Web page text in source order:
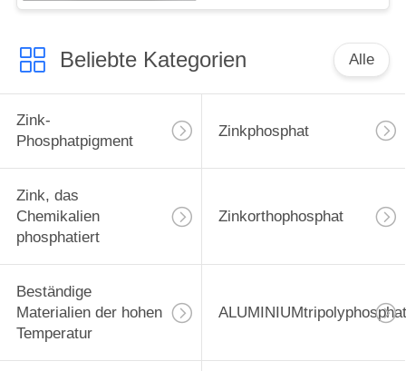
Beliebte Kategorien Alle
Zink-
Phosphatpigment
Zinkphosphat
Zink, das
Chemikalien
phosphatiert
Zinkorthophosphat
Beständige
Materialien der hohen
Temperatur
ALUMINIUMtripolyphosphat